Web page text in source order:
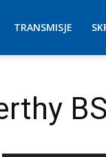
TRANSMISJE